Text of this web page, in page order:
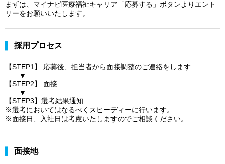
まずは、マイナビ医療福祉キャリア「応募する」ボタンよりエント
リーをお願いいたします。
採用プロセス
【STEP1】 応募後、担当者から面接調整のご連絡をします
▼
【STEP2】 面接
▼
【STEP3】選考結果通知
※選考においてはなるべくスピーディーに行います。
※面接日、入社日は考慮いたしますのでご相談ください。
面接地